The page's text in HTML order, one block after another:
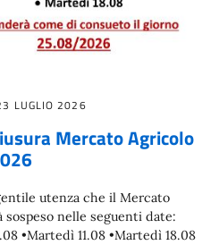
LUGLIO 2026
Mercato Agricolo
utenza che il Mercato
sospeso nelle seguenti date:
•Martedì 11.08 •Martedì 18.08